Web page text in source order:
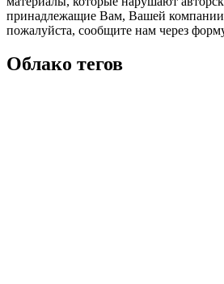
принадлежащие Вам, Вашей компании
пожалуйста, сообщите нам через
Облако тегов